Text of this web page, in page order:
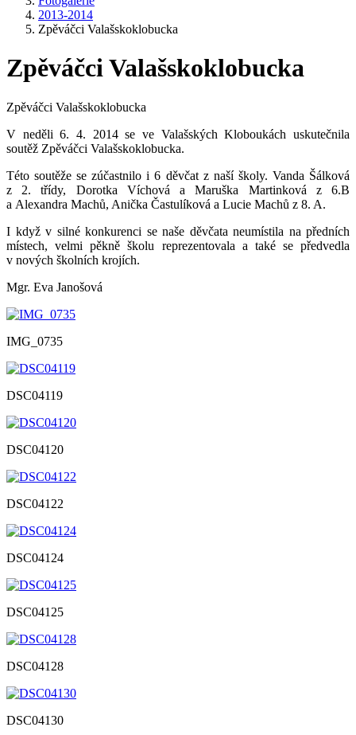
2013-2014
Zpěváčci Valašskoklobucka
Zpěváčci Valašskoklobucka
Zpěváčci Valašskoklobucka
V neděli 6. 4. 2014 se ve Valašských Kloboukách uskutečnila
soutěž Zpěváčci Valašskoklobucka.
Této soutěže se zúčastnilo i 6 děvčat z naší školy. Vanda Šálková
z 2. třídy, Dorotka Víchová a Maruška Martinková z 6.B
a Alexandra Machů, Anička Častulíková a Lucie Machů z 8. A.
I když v silné konkurenci se naše děvčata neumístila na předních
místech, velmi pěkně školu reprezentovala a také se předvedla
v nových školních krojích.
Mgr. Eva Janošová
IMG_0735
DSC04119
DSC04120
DSC04122
DSC04124
DSC04125
DSC04128
DSC04130